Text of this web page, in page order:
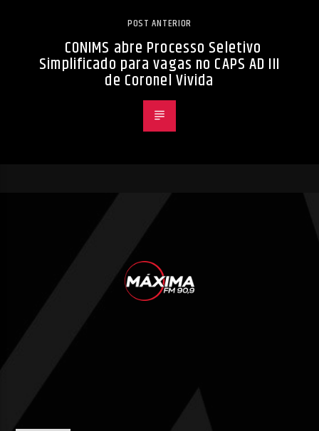
POST ANTERIOR
CONIMS abre Processo Seletivo
Simplificado para vagas no CAPS AD III
de Coronel Vivida